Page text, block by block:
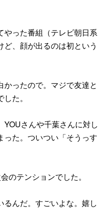
やった番組（テレビ朝日系
ど、顔が出るのは初という
ったので。マジで友達と
た。
YOUさんや千葉さんに対し
った。ついつい「そうっす
のテンションでした。
るんだ。すごいよな。嬉し